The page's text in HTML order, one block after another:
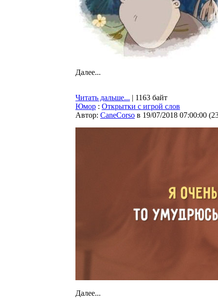
Далее...
Читать дальше... | 1163 байт
Юмор : Открытки с игрой слов
Автор: CaneCorso в 19/07/2018 07:00:00 (
Далее...